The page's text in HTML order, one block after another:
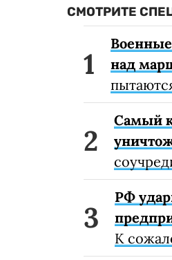
СМОТРИТЕ
над
Самый
РФ
К